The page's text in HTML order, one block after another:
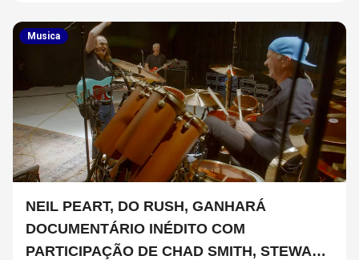
Musica
NEIL PEART, DO RUSH, GANHARÁ
DOCUMENTÁRIO INÉDITO COM
PARTICIPAÇÃO DE CHAD SMITH, STEWART